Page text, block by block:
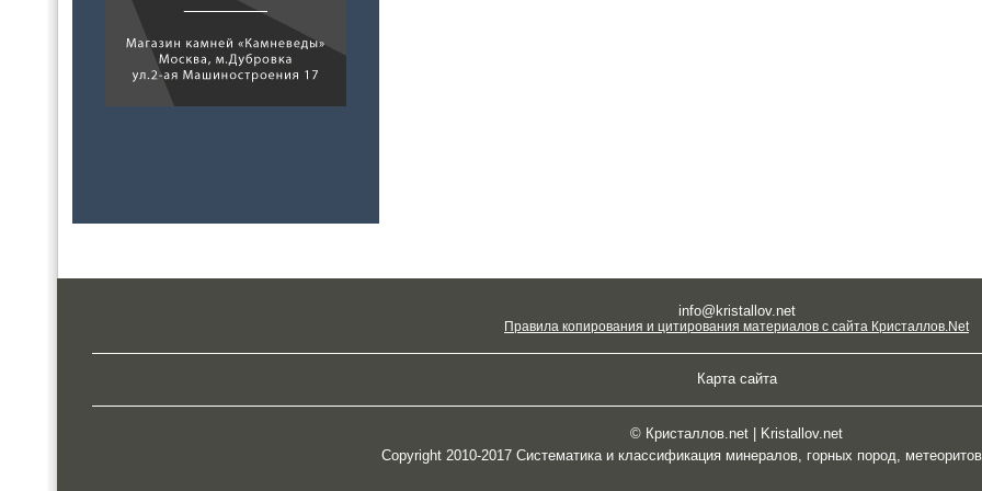
info@kristallov.net
Правила копирования и цитирования материалов с сайта Кристаллов.Net
Карта сайта
© Кристаллов.net | Kristallov.net
Copyright 2010-2017 Систематика и классификация минералов, горных пород,